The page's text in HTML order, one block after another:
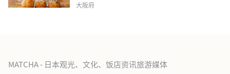
大阪府
MATCHA - 日本观光、文化、饭店资讯旅游媒体